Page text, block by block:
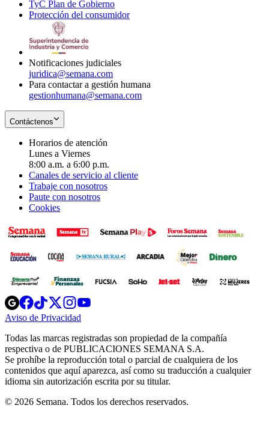
new
window
in
new
TyC Plan de Gobierno
in
Protección del consumidorOpens
Notificaciones judiciales
juridica@semana.com
Para contactar a gestión humana
gestionhumana@semana.com
Contáctenos
Horarios de atención
Lunes a Viernes
8:00 a.m. a 6:00 p.m.
Canales de servicio al cliente
Trabaje con nosotros
Paute con nosotros
Cookies
Opens
in
new
Opens
in
new
Opens
in
new
window
Opens
new
windowwindow
Aviso de Privacidad
new
window
Todas las marcas registradas son propiedad de la compañía
respectiva o de PUBLICACIONES SEMANA S.A.
Se prohíbe la reproducción total o parcial de cualquiera de los
contenidos que aquí aparezca, así como su traducción a cualquier
idioma sin autorización escrita por su titular.
© 2026 Semana. Todos los derechos reservados.